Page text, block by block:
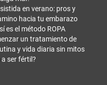
en verano: pros y
hacia tu embarazo
es el método ROPA
un tratamiento de
y vida diaria sin mitos
ser fértil?